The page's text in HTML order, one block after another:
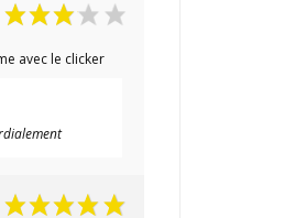
avec le clicker